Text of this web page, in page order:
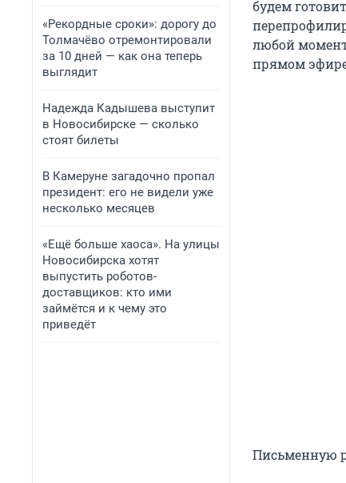
«Рекордные сроки»: дорогу до
Толмачёво отремонтировали
за 10 дней — как она теперь
выглядит
Надежда Кадышева выступит
в Новосибирске — сколько
стоят билеты
В Камеруне загадочно пропал
президент: его не видели уже
несколько месяцев
«Ещё больше хаоса». На улицы
Новосибирска хотят
выпустить роботов-
доставщиков: кто ими
займётся и к чему это
приведёт
будем
любой
прямом
Письменную